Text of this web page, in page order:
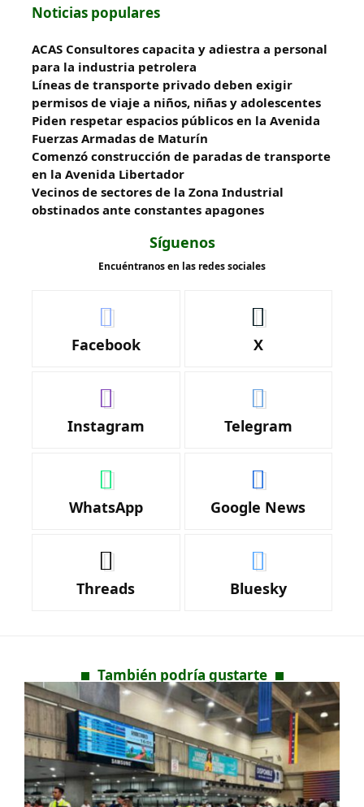
Noticias populares
ACAS Consultores capacita y adiestra a personal
para la industria petrolera
Líneas de transporte privado deben exigir
permisos de viaje a niños, niñas y adolescentes
Piden respetar espacios públicos en la Avenida
Fuerzas Armadas de Maturín
​Comenzó construcción de paradas de transporte
en la Avenida Libertador
Vecinos de sectores de la Zona Industrial
obstinados ante constantes apagones
Síguenos
Encuéntranos en las redes sociales
Facebook X
Instagram Telegram
WhatsApp Google News
Threads Bluesky
También podría gustarte